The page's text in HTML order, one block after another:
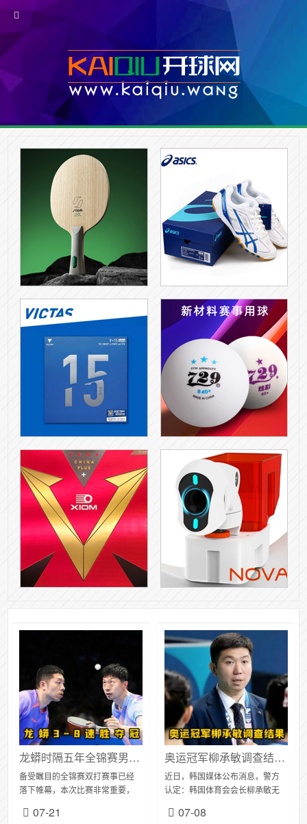
龙蟒时隔五年全锦赛男双登顶，热度背后需理性看待三大争议观点
备受瞩目的全锦赛双打赛事已经
落下帷幕，本次比赛非常重要，
打的重要练兵，赛事采用了全新
07-21
奥运冠军柳承敏调查结果公布，无犯罪行为，推动体育事业有新动向
近日，韩国媒体公布消息，警方
认定：韩国体育会会长柳承敏无
干扰奥运选拔、私自使用赞助商
07-08